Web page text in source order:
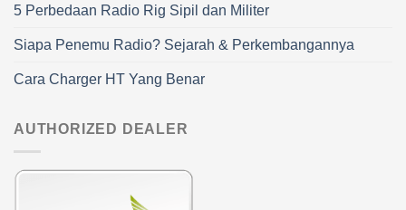
5 Perbedaan Radio Rig Sipil dan Militer
Siapa Penemu Radio? Sejarah & Perkembangannya
Cara Charger HT Yang Benar
AUTHORIZED DEALER